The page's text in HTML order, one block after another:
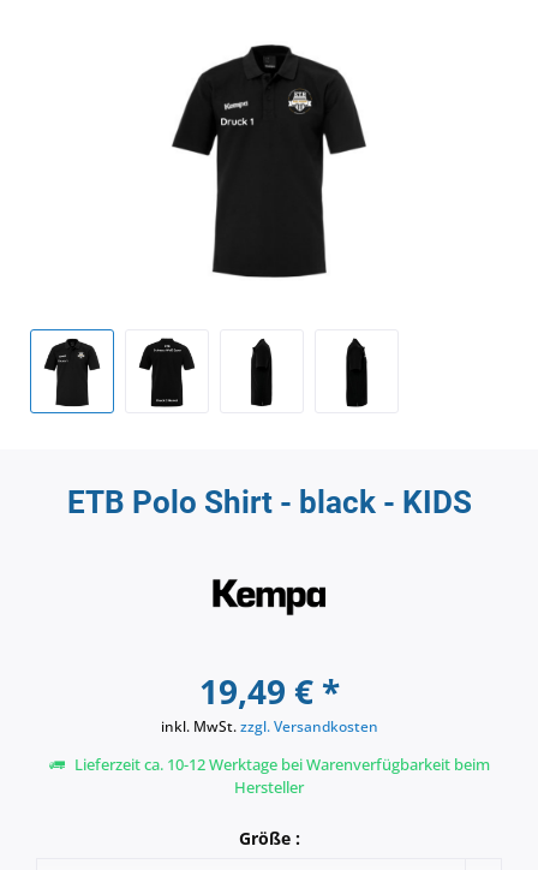
ETB Polo Shirt - black - KIDS
19,49 € *
inkl. MwSt.zzgl. Versandkosten
Lieferzeit ca. 10-12 Werktage bei Warenverfügbarkeit beim
Hersteller
Größe :